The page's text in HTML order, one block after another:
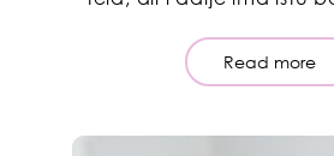
Read more